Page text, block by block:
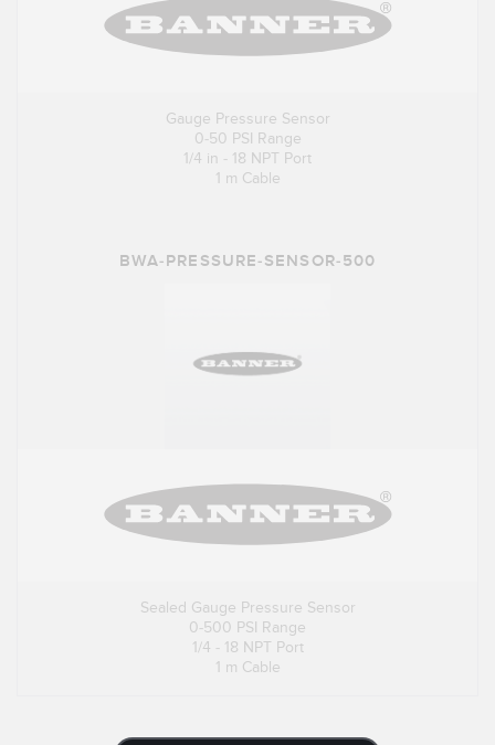
Gauge Pressure Sensor
0-50 PSI Range
1/4 in - 18 NPT Port
1 m Cable
BWA-PRESSURE-SENSOR-500
Sealed Gauge Pressure Sensor
0-500 PSI Range
1/4 - 18 NPT Port
1 m Cable